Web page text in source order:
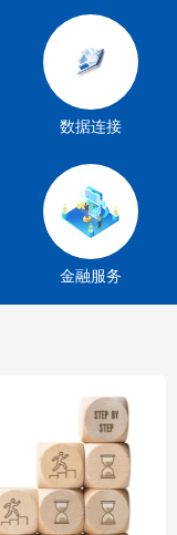
网公司，交通相当
数据连接
金融服务